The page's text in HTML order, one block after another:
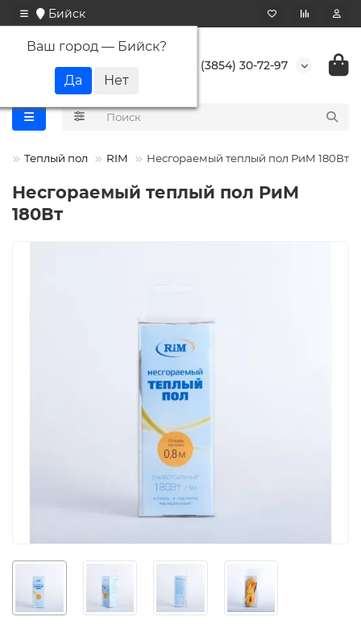
Бийск
Ваш город — Бийск?
+7 (3854) 30-72-97
Теплый пол RIM Несгораемый теплый пол РиМ 180Вт
Несгораемый теплый пол РиМ
180Вт